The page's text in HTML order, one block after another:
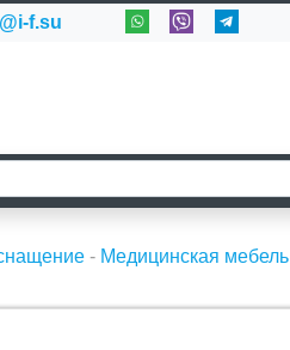
f.su
- Медицинская мебель